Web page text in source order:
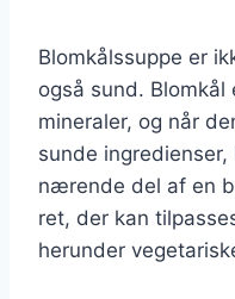
Blomkålssuppe er
også sund. Blomkål
mineraler, og når
sunde
nærende del af en
ret, der kan
herunder